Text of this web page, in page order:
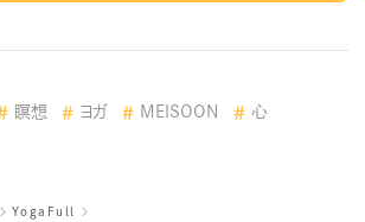
瞑想 ヨガ MEISOON 心
YogaFull